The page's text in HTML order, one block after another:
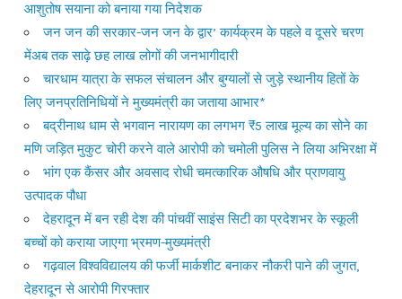
आशुतोष सयाना को बनाया गया निदेशक
जन जन की सरकार-जन जन के द्वार’ कार्यक्रम के पहले व दूसरे चरण
मेंअब तक साढ़े छह लाख लोगों की जनभागीदारी
चारधाम यात्रा के सफल संचालन और बुग्यालों से जुड़े स्थानीय हितों के
लिए जनप्रतिनिधियों ने मुख्यमंत्री का जताया आभार*
बद्रीनाथ धाम से भगवान नारायण का लगभग ₹5 लाख मूल्य का सोने का
मणि जड़ित मुकुट चोरी करने वाले आरोपी को चमोली पुलिस ने लिया अभिरक्षा में
भांग एक कैंसर और अवसाद रोधी चमत्कारिक औषधि और प्राणवायु
उत्पादक पौधा
देहरादून में बन रही देश की पांचवीं साइंस सिटी का प्रदेशभर के स्कूली
बच्चों को कराया जाएगा भ्रमण-मुख्यमंत्री
गढ़वाल विश्वविद्यालय की फर्जी मार्कशीट बनाकर नौकरी पाने की जुगत,
देहरादून से आरोपी गिरफ्तार